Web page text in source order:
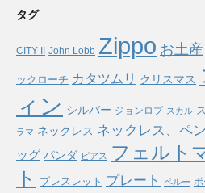
タグ
CITY II John Lobb Zippo お土産
ックローチ カタツムリ クリスマス
ィン シルバー ジョンロブ スカル
ラマ ネックレス ネックレス、ペ
ッグ パンダ ピアス
フェルト
ト
ブレスレット プレート ペルー ボ